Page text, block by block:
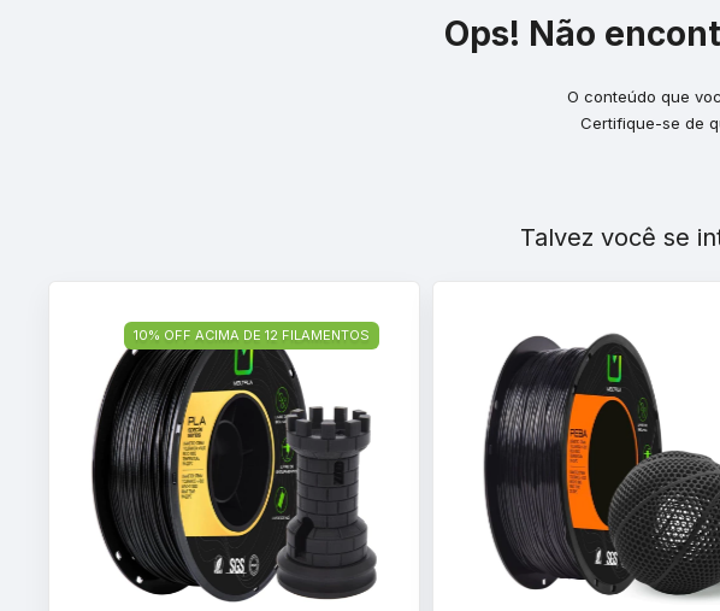
Ops! Não
O conteúdo que
Certifique-se de
Talvez você se
10% OFF ACIMA DE 12 FILAMENTOS